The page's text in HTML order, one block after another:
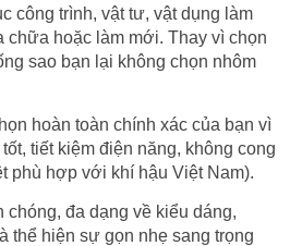
công trình, vật tư, vật dụng làm
chữa hoặc làm mới. Thay vì chọn
sao bạn lại không chọn nhôm
hoàn toàn chính xác của bạn vì
tiết kiệm điện năng, không cong
phù hợp với khí hậu Việt Nam).
chóng, đa dạng về kiểu dáng,
thể hiện sự gọn nhẹ sang trọng